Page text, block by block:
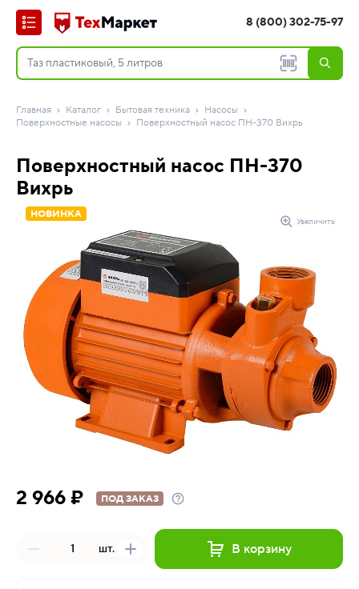
8 (800) 302-75-97
Главная Каталог Бытовая техника
Насосы
Поверхностные насосы
Поверхностный насос ПН-370 Вихрь
Поверхностный насос ПН-370
Вихрь
НОВИНКА
Увеличить
2 966 ₽ ПОД ЗАКАЗ
шт. В корзину